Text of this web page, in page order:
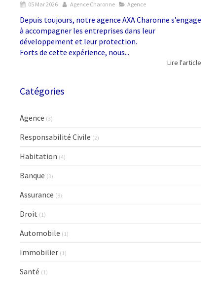
05 Mar 2026 Agence Charonne Agence
Depuis toujours, notre agence AXA Charonne s’engage
à accompagner les entreprises dans leur
développement et leur protection.
Forts de cette expérience, nous...
Lire l'article
Catégories
Agence (3)
Responsabilité Civile (2)
Habitation (4)
Banque (3)
Assurance (8)
Droit (1)
Automobile (1)
Immobilier (1)
Santé (1)